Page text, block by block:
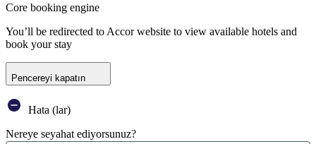
Core booking engine
You’ll be redirected to Accor website to view available hotels and
book your stay
Pencereyi kapatın
Hata (lar)
Nereye seyahat ediyorsunuz?